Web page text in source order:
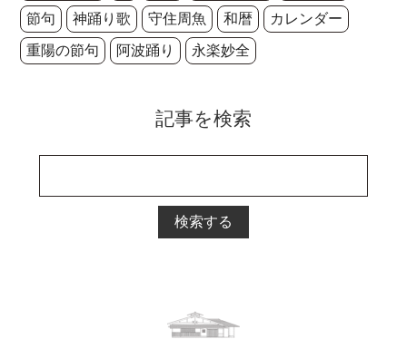
節句 神踊り歌 守住周魚 和暦 カレンダー
重陽の節句 阿波踊り 永楽妙全
記事を検索
検索する